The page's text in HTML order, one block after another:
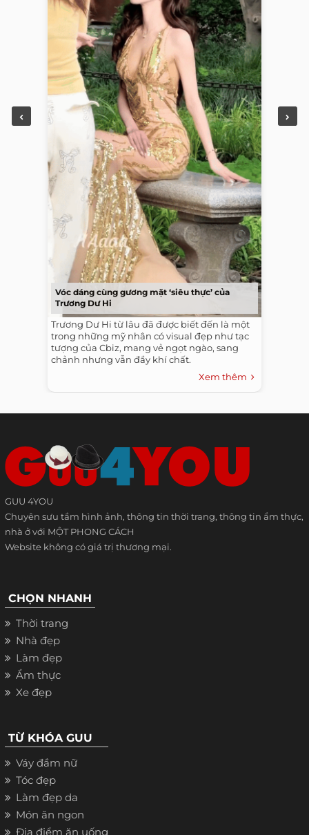
Vóc dáng cùng gương mặt ‘siêu thực’ của
Trương Dư Hi
Trương Dư Hi từ lâu đã được biết đến là một
trong những mỹ nhân có visual đẹp như tạc
tượng của Cbiz, mang vẻ ngọt ngào, sang
chảnh nhưng vẫn đầy khí chất.
Xem thêm
GUU 4YOU
Chuyên sưu tầm hình ảnh, thông tin thời trang, thông tin ẩm thực,
nhà ở với MỘT PHONG CÁCH
Website không có giá trị thương mại.
CHỌN NHANH
Thời trang
Nhà đẹp
Làm đẹp
Ẩm thực
Xe đẹp
TỪ KHÓA GUU
Váy đầm nữ
Tóc đẹp
Làm đẹp da
Món ăn ngon
Địa điểm ăn uống